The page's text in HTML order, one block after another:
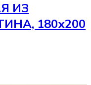
ИЗ
180х200